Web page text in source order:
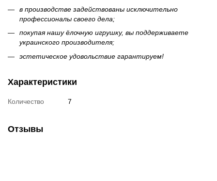
в производстве задействованы исключительно
профессионалы своего дела;
покупая нашу ёлочную игрушку, вы поддерживаете
украинского производителя;
эстетическое удовольствие гарантируем!
Характеристики
Количество 7
Отзывы